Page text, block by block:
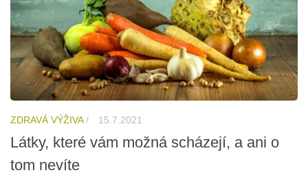
ZDRAVÁ VÝŽIVA/ 15.7.2021
Látky, které vám možná scházejí, a ani o
tom nevíte